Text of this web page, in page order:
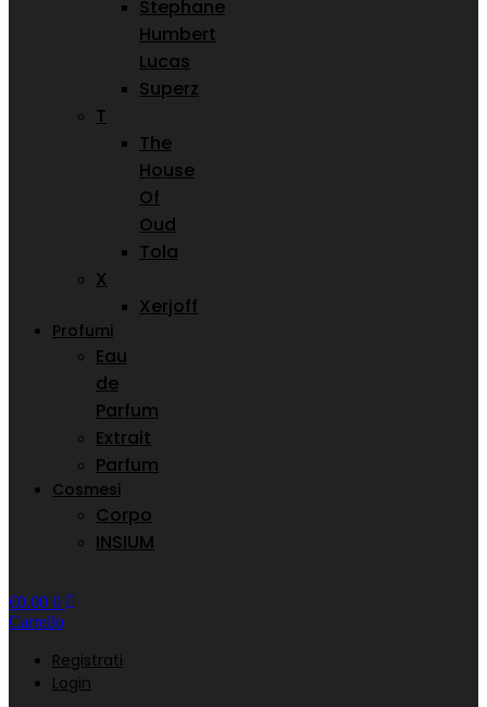
Stephane
Humbert
Lucas
Superz
T
The
House
Of
Oud
Tola
X
Xerjoff
Profumi
Eau
de
Parfum
Extrait
Parfum
Cosmesi
Corpo
INSIUM
€0.00 0
Carrello
Registrati
Login